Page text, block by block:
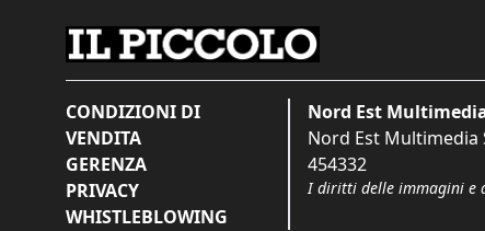
CONDIZIONI DI
VENDITA
GERENZA
PRIVACY
WHISTLEBLOWING
Nord Est
Nord Est Multimedia
454332
I diritti delle immagini e